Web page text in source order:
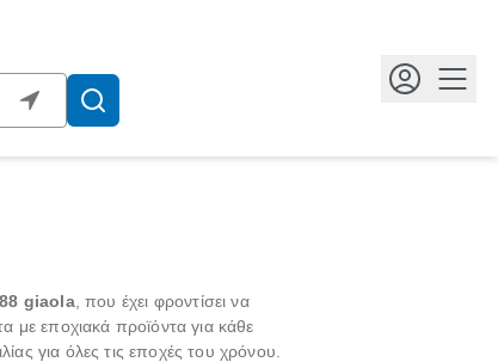
giaola, που έχει φροντίσει να
με εποχιακά προϊόντα για κάθε
για όλες τις εποχές του χρόνου.